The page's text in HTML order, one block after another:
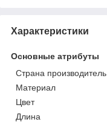
Характеристики
Основные атрибуты
Страна производитель
Материал
Цвет
Длина